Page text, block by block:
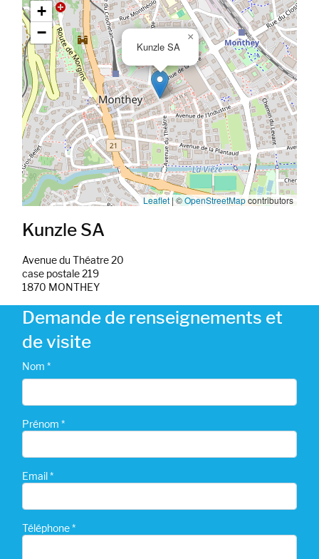
Kunzle SA
×
+
−
Leaflet|©OpenStreetMapcontributors
Kunzle SA
Avenue du Théatre 20
case postale 219
1870 MONTHEY
Demande de renseignements et
de visite
Nom *
Prénom *
Email *
Téléphone *